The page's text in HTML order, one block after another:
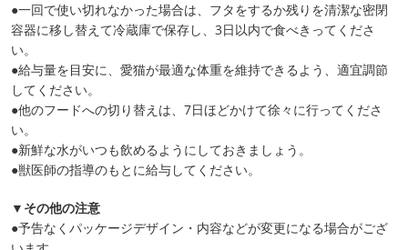
●一回で使い切れなかった場合は、フタをするか残りを清潔な密閉
容器に移し替えて冷蔵庫で保存し、3日以内で食べきってくださ
い。
●給与量を目安に、愛猫が最適な体重を維持できるよう、適宜調節
してください。
●他のフードへの切り替えは、7日ほどかけて徐々に行ってくださ
い。
●新鮮な水がいつも飲めるようにしておきましょう。
●獣医師の指導のもとに給与してください。
▼その他の注意
●予告なくパッケージデザイン・内容などが変更になる場合がござ